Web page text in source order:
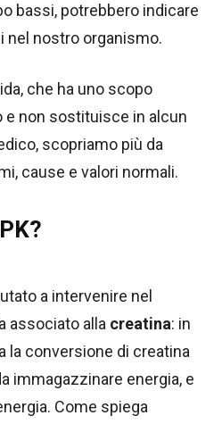
bassi, potrebbero indicare
nel nostro organismo.
che ha uno scopo
non sostituisce in alcun
scopriamo più da
cause e valori normali.
a intervenire nel
associato alla creatina: in
la conversione di creatina
immagazzinare energia, e
Come spiega